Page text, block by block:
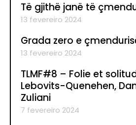
Të gjithë janë të
13 fevereiro 2024
Grada zero e
13 fevereiro 2024
TLMF#8 – Folie et
Lebovits-Quenehen,
Zuliani
7 fevereiro 2024